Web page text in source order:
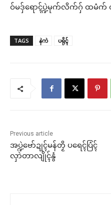
ဝ်မဒှ်ရောၚ်ပ္ဍဲမုက်လိက်ဂှ် ထမံက်
TAGS နဲကဲ ပရိုၚ်
Previous article
အပ္ဍဲဗော်ဍုၚ်မန်တၟိ ပရေၚ်ပြံၚ်
လှာဲတာလျိုၚ်နွံ